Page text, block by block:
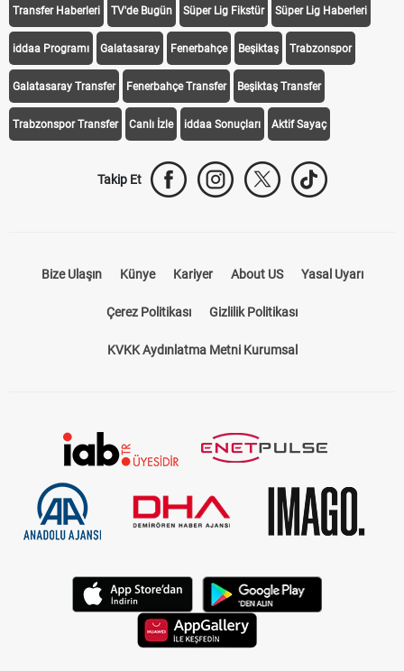
Transfer Haberleri TV'de Bugün Süper Lig Fikstür Süper Lig Haberleri
iddaa Programı Galatasaray Fenerbahçe Beşiktaş Trabzonspor
Galatasaray Transfer Fenerbahçe Transfer Beşiktaş Transfer
Trabzonspor Transfer Canlı İzle iddaa Sonuçları Aktif Sayaç
Takip Et
Bize Ulaşın Künye Kariyer About US Yasal Uyarı
Çerez Politikası Gizlilik Politikası
KVKK Aydınlatma Metni Kurumsal